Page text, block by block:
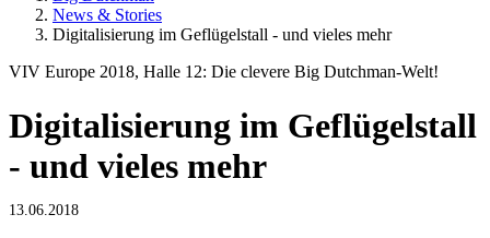
News & Stories
Digitalisierung im Geflügelstall - und vieles mehr
VIV Europe 2018, Halle 12: Die clevere Big Dutchman-Welt!
Digitalisierung im Geflügelstall
- und vieles mehr
13.06.2018